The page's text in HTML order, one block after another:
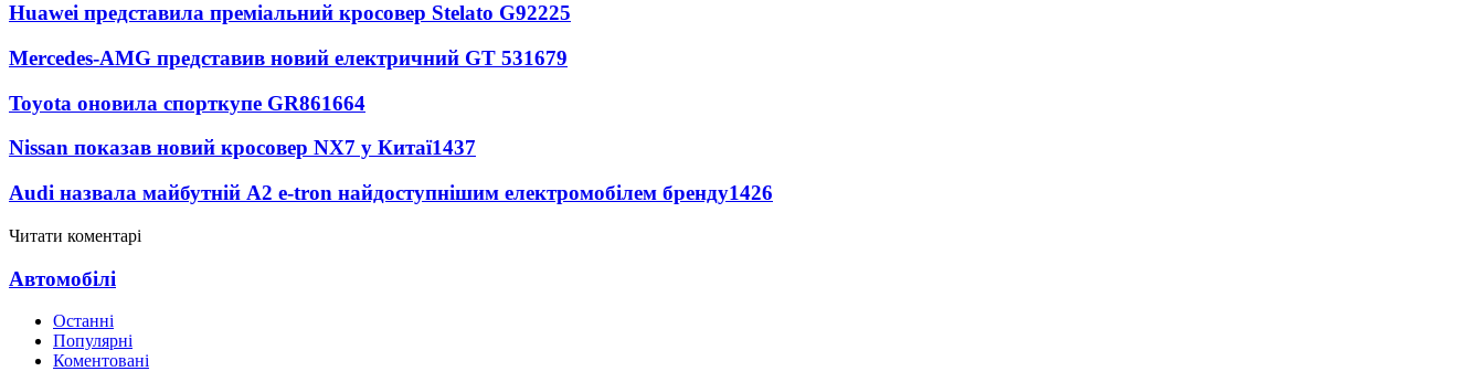
Huawei представила преміальний кросовер Stelato G92225
Mercedes-AMG представив новий електричний GT 531679
Toyota оновила спорткупе GR861664
Nissan показав новий кросовер NX7 у Китаї1437
Audi назвала майбутній A2 e-tron найдоступнішим електромобілем бренду1426
Читати коментарі
Автомобілі
Останні
Популярні
Коментовані